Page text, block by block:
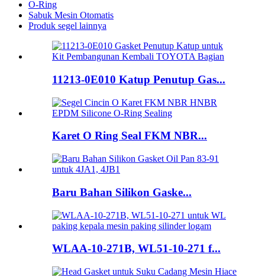
O-Ring
Sabuk Mesin Otomatis
Produk segel lainnya
11213-0E010 Katup Penutup Gas...
Karet O Ring Seal FKM NBR...
Baru Bahan Silikon Gaske...
WLAA-10-271B, WL51-10-271 f...